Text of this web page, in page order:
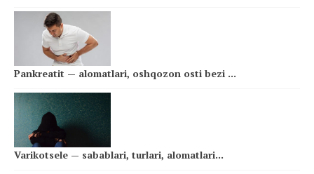
Pankreatit — alomatlari, oshqozon osti bezi ...
Varikotsele — sabablari, turlari, alomatlari...